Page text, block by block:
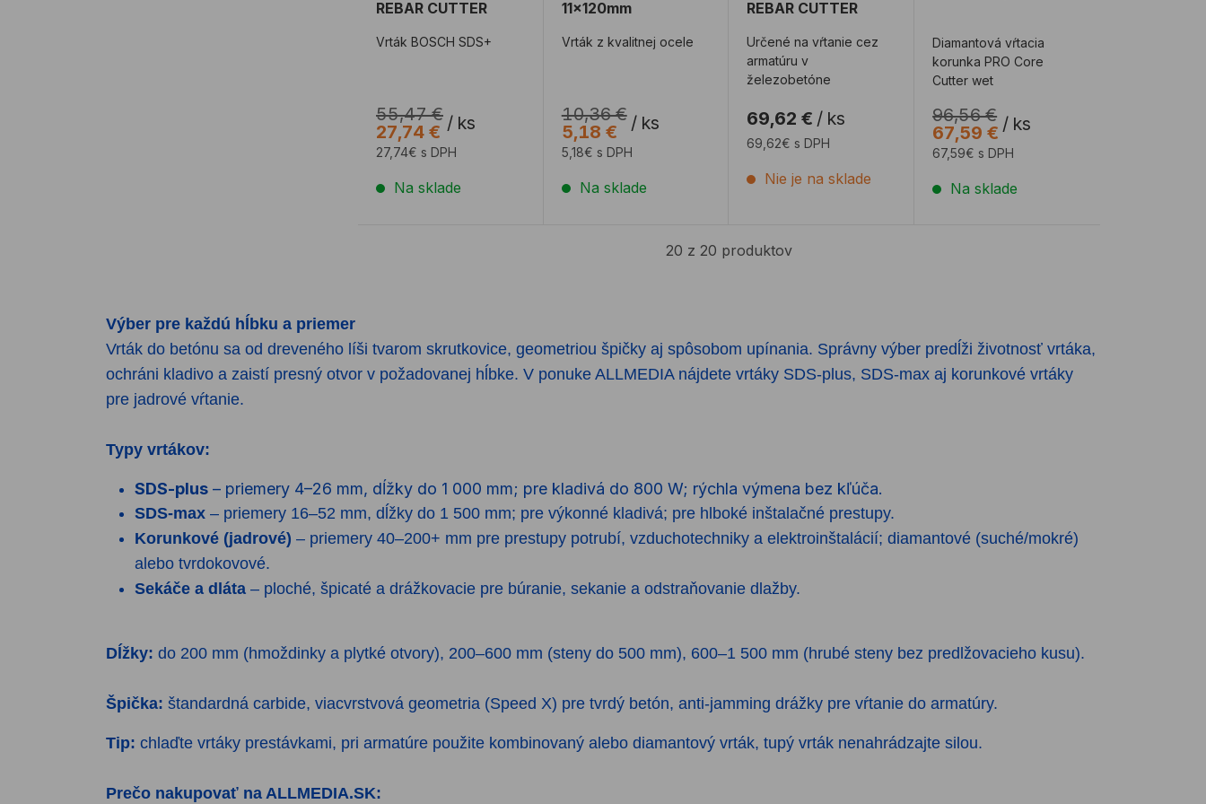
Výber pre každú hĺbku a priemer
Vrták do betónu sa od dreveného líši tvarom skrutkovice, geometriou špičky aj spôsobom upínania. Správny výber predĺži životnosť vrtáka,
ochráni kladivo a zaistí presný otvor v požadovanej hĺbke. V ponuke ALLMEDIA nájdete vrtáky SDS-plus, SDS-max aj korunkové vrtáky
pre jadrové vŕtanie.
Typy vrtákov:
SDS-plus – priemery 4–26 mm, dĺžky do 1 000 mm; pre kladivá do 800 W; rýchla výmena bez kľúča.
SDS-max – priemery 16–52 mm, dĺžky do 1 500 mm; pre výkonné kladivá; pre hlboké inštalačné prestupy.
Korunkové (jadrové) – priemery 40–200+ mm pre prestupy potrubí, vzduchotechniky a elektroinštalácií; diamantové (suché/mokré)
alebo tvrdokovové.
Sekáče a dláta – ploché, špicaté a drážkovacie pre búranie, sekanie a odstraňovanie dlažby.
Dĺžky: do 200 mm (hmoždinky a plytké otvory), 200–600 mm (steny do 500 mm), 600–1 500 mm (hrubé steny bez predlžovacieho kusu).
Špička: štandardná carbide, viacvrstvová geometria (Speed X) pre tvrdý betón, anti-jamming drážky pre vŕtanie do armatúry.
Tip: chlaďte vrtáky prestávkami, pri armatúre použite kombinovaný alebo diamantový vrták, tupý vrták nenahrádzajte silou.
Prečo nakupovať na ALLMEDIA.SK:
REBAR CUTTER
Vrták BOSCH SDS+
55,47 €
27,74 € / ks
27,74€ s DPH
Na sklade
11x120mm
Vrták z kvalitnej ocele
10,36 €
5,18 €
/ ks
5,18€ s DPH
Na sklade
REBAR CUTTER
Určené na vŕtanie cez
armatúru v
železobetóne
69,62 € / ks
69,62€ s DPH
Nie je na sklade
Diamantová vŕtacia
korunka PRO Core
Cutter wet
96,56 €
67,59 € / ks
67,59€ s DPH
Na sklade
20 z 20 produktov